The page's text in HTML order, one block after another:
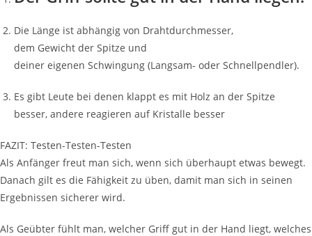
Die Länge ist abhängig von Drahtdurchmesser,
dem Gewicht der Spitze und
deiner eigenen Schwingung (Langsam- oder Schnellpendler).
Es gibt Leute bei denen klappt es mit Holz an der Spitze
besser, andere reagieren auf Kristalle besser
FAZIT: Testen-Testen-Testen
Als Anfänger freut man sich, wenn sich überhaupt etwas bewegt.
Danach gilt es die Fähigkeit zu üben, damit man sich in seinen
Ergebnissen sicherer wird.
Als Geübter fühlt man, welcher Griff gut in der Hand liegt, welches